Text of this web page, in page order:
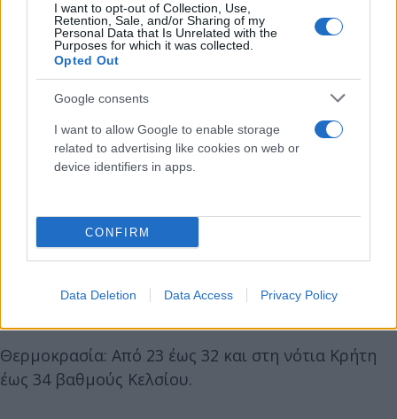
I want to opt-out of Collection, Use,
Retention, Sale, and/or Sharing of my
Personal Data that Is Unrelated with the
Purposes for which it was collected.
Opted Out
Google consents
I want to allow Google to enable storage
related to advertising like cookies on web or
device identifiers in apps.
CONFIRM
Data Deletion Data Access Privacy Policy
Άνεμοι: Από βόρειες διευθύνσεις 4 με 6 μποφόρ.
Θερμοκρασία: Από 21 έως 37 και τοπικά έως 38 με
39 βαθμούς Κελσίου.
ΚΥΚΛΑΔΕΣ, ΚΡΗΤΗ
Άνεμοι: Από βόρειες διευθύνσεις 4 με 6 μποφόρ.
και στα ανατολικά βόρειοι με την ίδια ένταση.
Θερμοκρασία: Από 23 έως 32 και στη νότια Κρήτη
έως 34 βαθμούς Κελσίου.